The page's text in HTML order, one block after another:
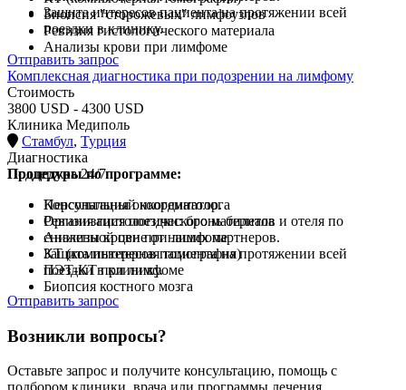
Биопсия "сторожевых" лимфоузлов
Ревизия гистологического материала
Анализы крови при лимфоме
Защита интересов пациента на протяжении всей
поездки в клинику.
Отправить запрос
Комплексная диагностика при подозрении на лимфому
Стоимость
3800 USD - 4300 USD
Клиника Медиполь
Стамбул, Турция
Диагностика
Процедуры по программе:
Консультация онкогематолога
Ревизия гистологического материала
Анализы крови при лимфоме
КТ (компьютерная томография)
ПЭТ-КТ при лимфоме
Биопсия костного мозга
Поддержка 24/7
Персональный координатор.
Организация поездки: бронь билетов и отеля по
сниженной цене от наших партнеров.
Защита интересов пациента на протяжении всей
поездки в клинику.
Отправить запрос
Возникли вопросы?
Оставьте запрос и получите консультацию, помощь с